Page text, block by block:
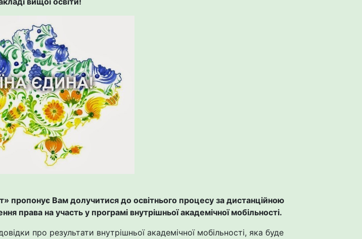
пропонує Вам долучитися до освітнього процесу за дистанційною
на участь у програмі внутрішньої академічної мобільності.
про результати внутрішньої академічної мобільності, яка буде